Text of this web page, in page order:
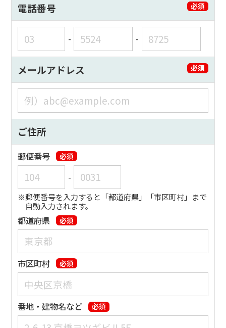
電話番号 必須
- -
メールアドレス 必須
ご住所
郵便番号 必須
-
郵便番号を入力すると「都道府県」「市区町村」まで
自動入力されます。
都道府県 必須
市区町村 必須
番地・建物名など 必須